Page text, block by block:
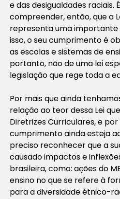
e das desigualdades raciais.
compreender, então, que a
representa uma importante
isso, o seu cumprimento é
as escolas e sistemas de
portanto, não de uma lei
legislação que rege toda a
Por mais que ainda
relação ao teor dessa Lei
Diretrizes Curriculares, e por
cumprimento ainda esteja
preciso reconhecer que a
causado impactos e
brasileira, como: ações do
ensino no que se refere à
para a diversidade étnico-